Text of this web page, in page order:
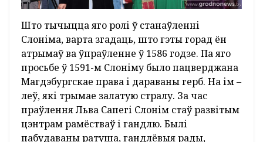
Што тычыцца яго ролі ў станаўленні
Слоніма, варта згадаць, што гэты горад ён
атрымаў ва ўпраўленне ў 1586 годзе. Па яго
просьбе ў 1591-м Слоніму было пацверджана
Магдэбургскае права і дараваны герб. На ім –
леў, які трымае залатую стралу. За час
праўлення Льва Сапегі Слонім стаў развітым
цэнтрам рамёстваў і гандлю. Былі
пабудаваны ратуша, гандлёвыя рады,